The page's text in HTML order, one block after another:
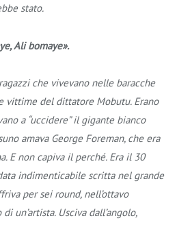
stato.
Ali bomaye».
che vivevano nelle baracche
vittime del dittatore Mobutu. Erano
a “uccidere” il gigante bianco
amava George Foreman, che era
E non capiva il perché. Era il 30
indimenticabile scritta nel grande
per sei round, nell’ottavo
un’artista. Usciva dall’angolo,